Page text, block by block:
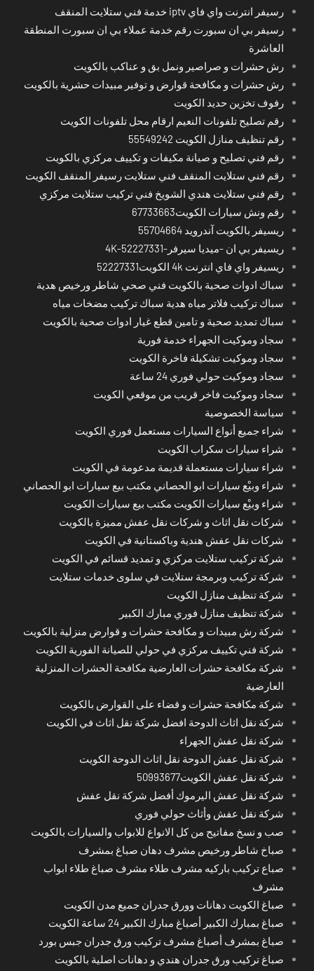
رسيفر انترنت واي فاي iptv خدمة فني ستلايت المنقف
رسيفر بي ان سبورت رقم خدمة عملاء بي ان سبورت المنطقة
العاشرة
رش حشرات و صراصير ونمل بق و عناكب بالكويت
رش حشرات و مكافحة قوارض و توفير مبيدات حشرية بالكويت
رفوف تخزين حديد الكويت
رقم تصليح تلفونات النعيم ارقام محل تلفونات الكويت
رقم تنظيف منازل الكويت 55549242
رقم فني تصليح و صيانة مكيفات و تكييف مركزي بالكويت
رقم فني ستلايت المنقف فني ستلايت رسيفر المنقف الكويت
رقم فني ستلايت هندي الشويخ فني تركيب ستلايت مركزي
رقم ونش سيارات الكويت67733663
ريسيفر بالكويت آندرويد 55704664
ريسيفر بي ان -ميديا سيرفر-4K-52227331
ريسيفر واي فاي انترنت 4k الكويت52227331
سباك ادوات صحية بالكويت فني صحي شاطر ورخيص هدية
سباك تركيب فلاتر مياه هدية سباك تركيب مضخات مياه
سباك تمديد صحية و تامين قطع غيار ادوات صحية بالكويت
سجاد وموكيت الجهراء خدمة فورية
سجاد وموكيت تشكيلة فاخرة الكويت
سجاد وموكيت حولي فوري 24 ساعة
سجاد وموكيت فاخر قريب من موقعي الكويت
سياسة الخصوصية
شراء جميع أنواع السيارات مستعمل فوري الكويت
شراء سيارات سكراب الكويت
شراء سيارات مستعملة قديمة مدعومة في الكويت
شراء وبيْع سيارات ابو الحصاني مكتب بيع سيارات ابو الحصاني
شراء وبيْع سيارات الكويت مكتب بيع سيارات الكويت
شركات نقل اثاث و شركات نقل عفش مميزة بالكويت
شركات نقل عفش هندية وباكستانية في الكويت
شركة تركيب ستلايت مركزي و تمديد قسائم في الكويت
شركة تركيب وبرمجة ستلايت في سلوى خدمات ستلايت
شركة تنظيف منازل الكويت
شركة تنظيف منازل فوري مبارك الكبير
شركة رش مبيدات و مكافحة حشرات و قوارض منزلية بالكويت
شركة فني تكييف مركزي في حولي للصيانة الفورية الكويت
شركة مكافحة حشرات العارضية مكافحة الحشرات المنزلية
العارضية
شركة مكافحة حشرات و قضاء على القوارض بالكويت
شركة نقل اثاث الدوحة افضل شركة نقل اثاث في الكويت
شركة نقل عفش الجهراء
شركة نقل عفش الدوحة نقل اثاث الدوحة الكويت
شركة نقل عفش الكويت50993677
شركة نقل عفش اليرموك أفضل شركة نقل عفش
شركة نقل عفش وأثاث حولي فوري
صب و نسخ مفاتيح من كل الانواع للابواب والسيارات بالكويت
صباخ شاطر ورخيص مشرف دهان صباغ بمشرف
صباع تركيب باركيه مشرف طلاء مشرف صباغ طلاء ابواب
مشرف
صباغ الكويت دهانات وورق جدران جميع مدن الكويت
صباغ بمبارك الكبير أصباغ مبارك الكبير 24 ساعة الكويت
صباغ بمشرف أصباغ مشرف تركيب ورق جدران جبس بورد
صباغ تركيب ورق جدران هندي و دهانات اصلية بالكويت